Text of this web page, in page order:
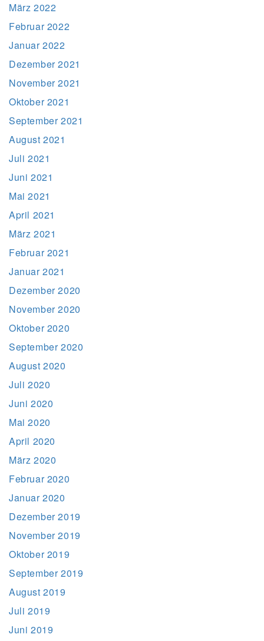
März 2022
Februar 2022
Januar 2022
Dezember 2021
November 2021
Oktober 2021
September 2021
August 2021
Juli 2021
Juni 2021
Mai 2021
April 2021
März 2021
Februar 2021
Januar 2021
Dezember 2020
November 2020
Oktober 2020
September 2020
August 2020
Juli 2020
Juni 2020
Mai 2020
April 2020
März 2020
Februar 2020
Januar 2020
Dezember 2019
November 2019
Oktober 2019
September 2019
August 2019
Juli 2019
Juni 2019